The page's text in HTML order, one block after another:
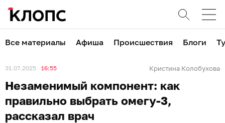
Все материалы Афиша Происшествия Блоги
31.07.2025 16:55 Кристина Колобухова
Незаменимый компонент: как
правильно выбрать омегу-3,
рассказал врач